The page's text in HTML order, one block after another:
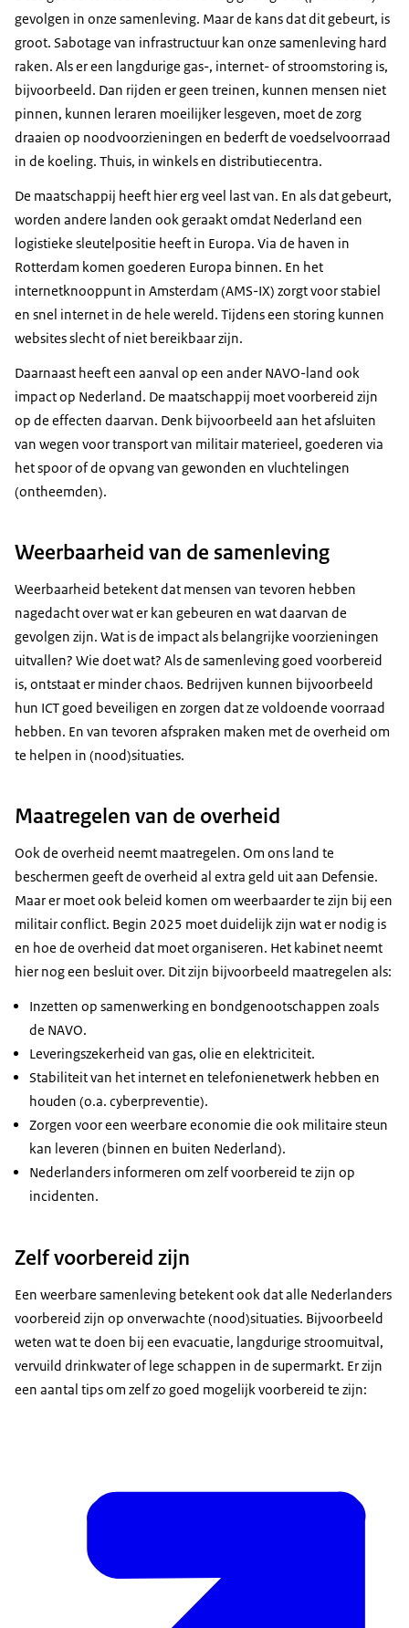
gevolgen in onze samenleving. Maar de kans dat dit gebeurt, is
groot. Sabotage van infrastructuur kan onze samenleving hard
raken. Als er een langdurige gas-, internet- of stroomstoring is,
bijvoorbeeld. Dan rijden er geen treinen, kunnen mensen niet
pinnen, kunnen leraren moeilijker lesgeven, moet de zorg
draaien op noodvoorzieningen en bederft de voedselvoorraad
in de koeling. Thuis, in winkels en distributiecentra.
De maatschappij heeft hier erg veel last van. En als dat gebeurt,
worden andere landen ook geraakt omdat Nederland een
logistieke sleutelpositie heeft in Europa. Via de haven in
Rotterdam komen goederen Europa binnen. En het
internetknooppunt in Amsterdam (AMS-IX) zorgt voor stabiel
en snel internet in de hele wereld. Tijdens een storing kunnen
websites slecht of niet bereikbaar zijn.
Daarnaast heeft een aanval op een ander NAVO-land ook
impact op Nederland. De maatschappij moet voorbereid zijn
op de effecten daarvan. Denk bijvoorbeeld aan het afsluiten
van wegen voor transport van militair materieel, goederen via
het spoor of de opvang van gewonden en vluchtelingen
(ontheemden).
Weerbaarheid van de samenleving
Weerbaarheid betekent dat mensen van tevoren hebben
nagedacht over wat er kan gebeuren en wat daarvan de
gevolgen zijn. Wat is de impact als belangrijke voorzieningen
uitvallen? Wie doet wat? Als de samenleving goed voorbereid
is, ontstaat er minder chaos. Bedrijven kunnen bijvoorbeeld
hun ICT goed beveiligen en zorgen dat ze voldoende voorraad
hebben. En van tevoren afspraken maken met de overheid om
te helpen in (nood)situaties.
Maatregelen van de overheid
Ook de overheid neemt maatregelen. Om ons land te
beschermen geeft de overheid al extra geld uit aan Defensie.
Maar er moet ook beleid komen om weerbaarder te zijn bij een
militair conflict. Begin 2025 moet duidelijk zijn wat er nodig is
en hoe de overheid dat moet organiseren. Het kabinet neemt
hier nog een besluit over. Dit zijn bijvoorbeeld maatregelen als:
Inzetten op samenwerking en bondgenootschappen zoals
de NAVO.
Leveringszekerheid van gas, olie en elektriciteit.
Stabiliteit van het internet en telefonienetwerk hebben en
houden (o.a. cyberpreventie).
Zorgen voor een weerbare economie die ook militaire steun
kan leveren (binnen en buiten Nederland).
Nederlanders informeren om zelf voorbereid te zijn op
incidenten.
Zelf voorbereid zijn
Een weerbare samenleving betekent ook dat alle Nederlanders
voorbereid zijn op onverwachte (nood)situaties. Bijvoorbeeld
weten wat te doen bij een evacuatie, langdurige stroomuitval,
vervuild drinkwater of lege schappen in de supermarkt. Er zijn
een aantal tips om zelf zo goed mogelijk voorbereid te zijn: